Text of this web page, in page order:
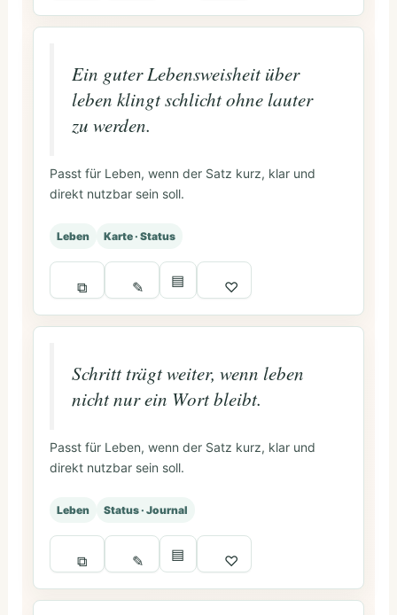
Ein guter Lebensweisheit über
leben klingt schlicht ohne lauter
zu werden.
Passt für Leben, wenn der Satz kurz, klar und
direkt nutzbar sein soll.
Leben Karte · Status
⧉ ✎ ▤ ♡
Schritt trägt weiter, wenn leben
nicht nur ein Wort bleibt.
Passt für Leben, wenn der Satz kurz, klar und
direkt nutzbar sein soll.
Leben Status · Journal
⧉ ✎ ▤ ♡